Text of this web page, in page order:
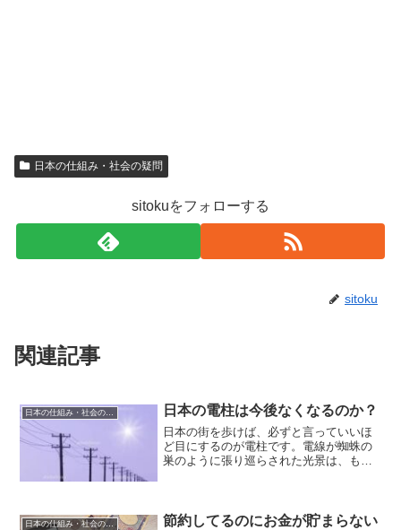
日本の仕組み・社会の疑問
sitokuをフォローする
sitoku
関連記事
日本の電柱は今後なくなるのか？
日本の街を歩けば、必ずと言っていいほ
ど目にするのが電柱です。電線が蜘蛛の
巣のように張り巡らされた光景は、もは
害時の安全性、歩行者の利...
日本の仕組み・社会の疑問
節約してるのにお金が貯まらない